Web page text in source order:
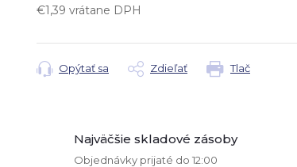
€1,39 vrátane DPH
cena:
Tlač
Opýtať sa Zdieľať
Najväčšie skladové zásoby
Objednávky prijaté do 12:00